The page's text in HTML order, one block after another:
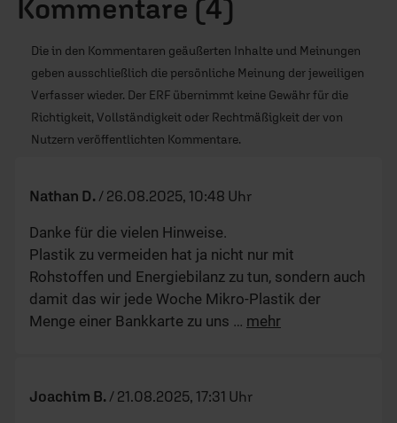
Kommentare (4)
Die in den Kommentaren geäußerten Inhalte und Meinungen
geben ausschließlich die persönliche Meinung der jeweiligen
Verfasser wieder. Der ERF übernimmt keine Gewähr für die
Richtigkeit, Vollständigkeit oder Rechtmäßigkeit der von
Nutzern veröffentlichten Kommentare.
Nathan D. / 26.08.2025, 10:48 Uhr
Danke für die vielen Hinweise.
Plastik zu vermeiden hat ja nicht nur mit
Rohstoffen und Energiebilanz zu tun, sondern auch
damit das wir jede Woche Mikro-Plastik der
Menge einer Bankkarte zu uns … mehr
Joachim B. / 21.08.2025, 17:31 Uhr